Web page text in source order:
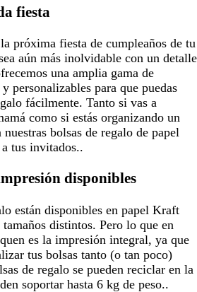
fiesta
próxima fiesta de cumpleaños de tu
aún más inolvidable con un detalle
una amplia gama de
personalizables para que puedas
fácilmente. Tanto si vas a
como si estás organizando un
bolsas de regalo de papel
tus invitados..
disponibles
están disponibles en papel Kraft
distintos. Pero lo que en
es la impresión integral, ya que
tus bolsas tanto (o tan poco)
de regalo se pueden reciclar en la
soportar hasta 6 kg de peso..